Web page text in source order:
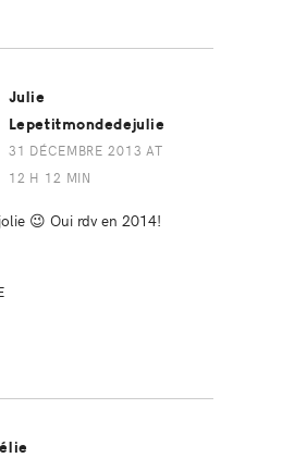
Julie
Lepetitmondedejulie
31 DÉCEMBRE 2013 AT
12 H 12 MIN
😉 Oui rdv en 2014!